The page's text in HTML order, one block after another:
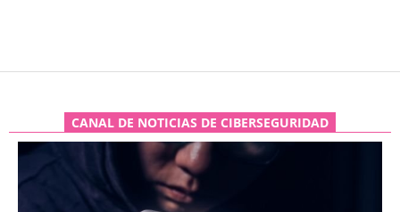
CANAL DE NOTICIAS DE CIBERSEGURIDAD